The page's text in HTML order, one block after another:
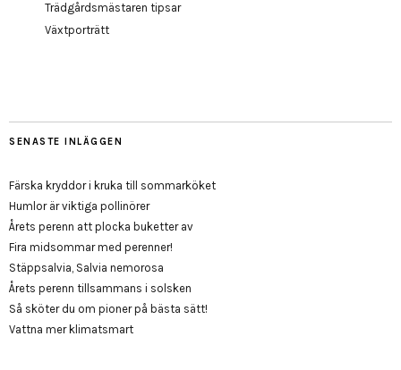
Trädgårdsmästaren tipsar
Växtporträtt
SENASTE INLÄGGEN
Färska kryddor i kruka till sommarköket
Humlor är viktiga pollinörer
Årets perenn att plocka buketter av
Fira midsommar med perenner!
Stäppsalvia, Salvia nemorosa
Årets perenn tillsammans i solsken
Så sköter du om pioner på bästa sätt!
Vattna mer klimatsmart